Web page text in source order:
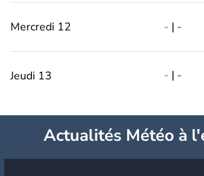
Mercredi 12 - | -
Jeudi 13 - | -
Actualités Météo à